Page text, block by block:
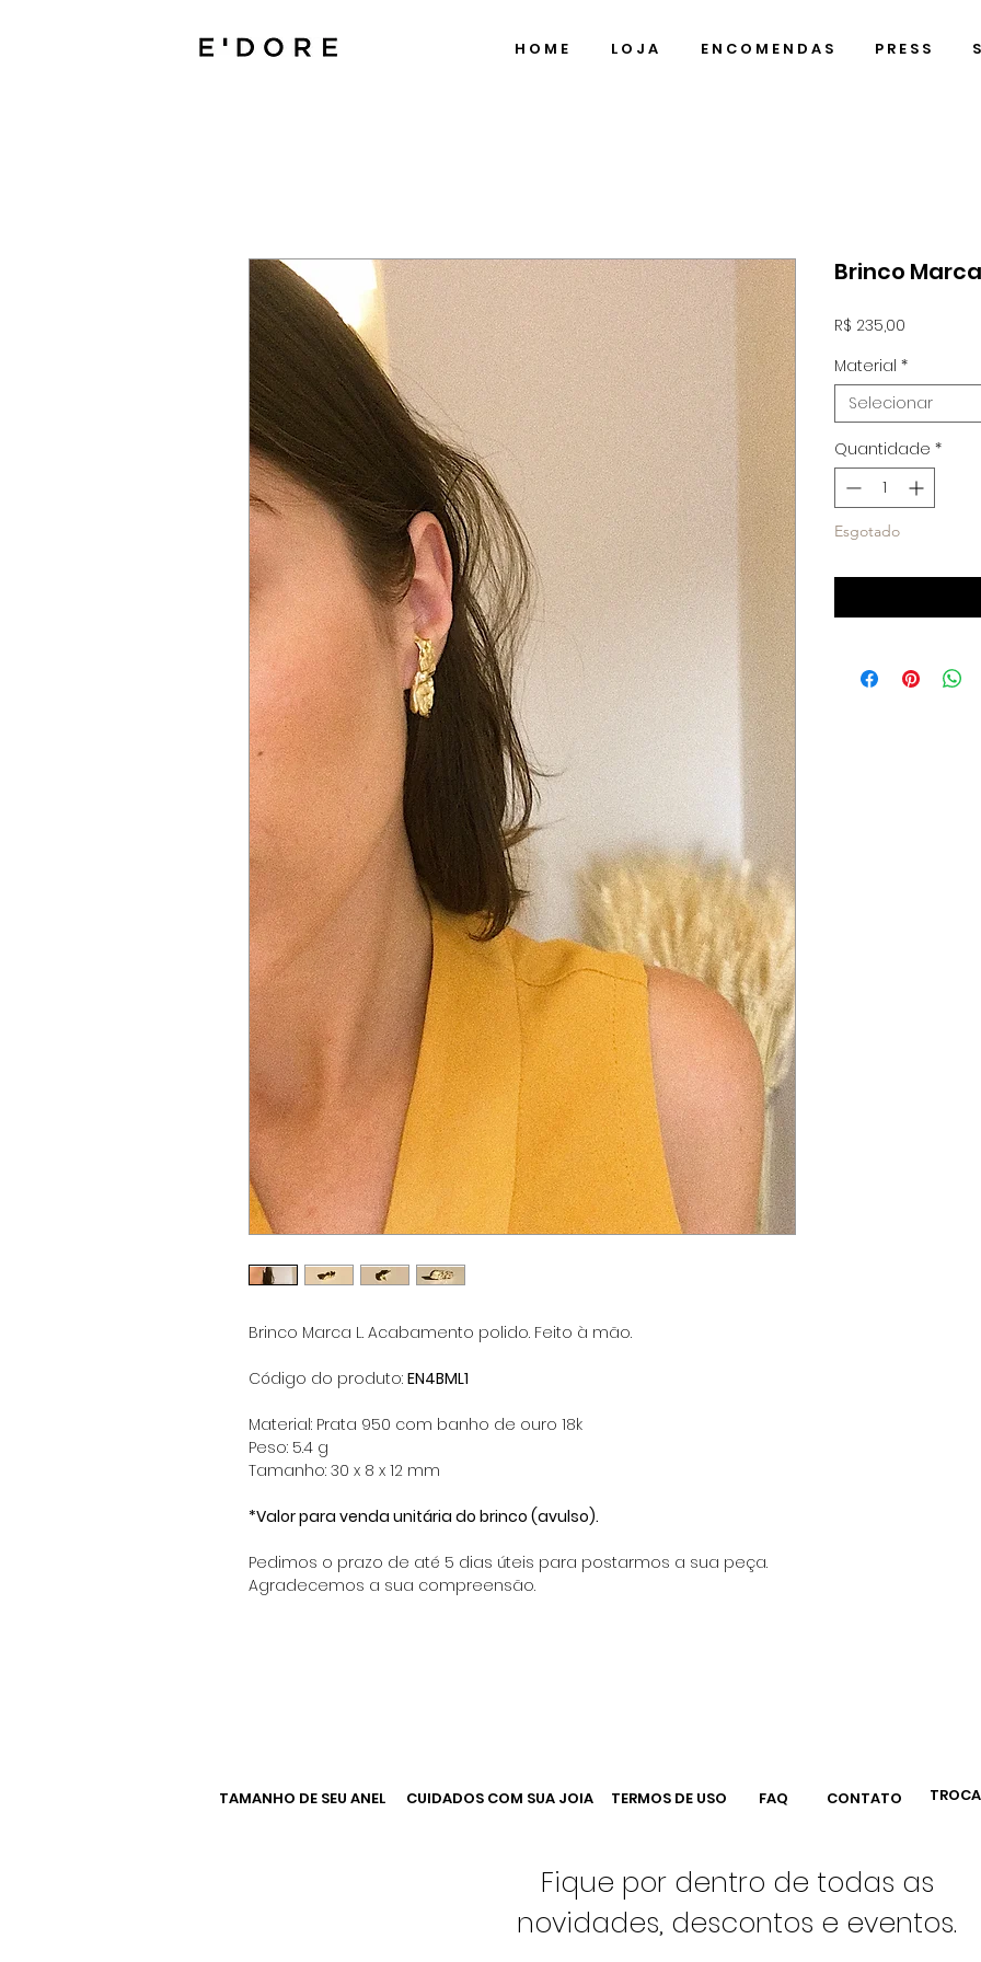
H O M E L O J A E N C O M E N D A S P R E S S
Brinco Marca L. Acabamento polido. Feito à mão.
Código do produto: EN4BML1
Material: Prata 950 com banho de ouro 18k
Peso: 5.4 g
Tamanho: 30 x 8 x 12 mm
*Valor para venda unitária do brinco (avulso).
Pedimos o prazo de até 5 dias úteis para postarmos a sua peça.
Agradecemos a sua compreensão.
Brinco
R$ 235,00
Material *
Selecionar
Quantidade *
Esgotado
TAMANHO DE SEU ANEL CUIDADOS COM SUA JOIA TERMOS DE USO FAQ CONTATO
Fique por dentro de todas as
novidades, descontos e eventos.